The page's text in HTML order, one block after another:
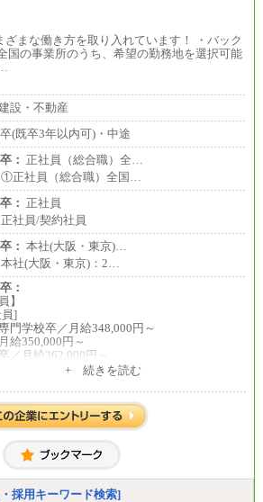
ざまな働き方を取り入れています！ ・バック
国の事業所のうち、希望の勤務地を選択可能
設・不動産
(既卒3年以内可)・中途
： 正社員（総合職）全…
①正社員（総合職）全国…
： 正社員
正社員/契約社員
： 本社(大阪・東京)…
本社(大阪・東京)：2…
：
】
員]
門学校卒／月給348,000円～
給350,000円～
／月給362,000円～
員]月給295,000円～
】
員]月給348,000円～
員]月給295,000円～
員】月給200,000円～
+ 続きを読む
採用キーワード検索]